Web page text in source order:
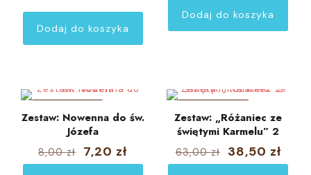
Dodaj do koszyka
Dodaj do koszyka
Zestaw: Nowenna do św.
Józefa
8,00zł Pierwotna
cena
7,20 złAktualna
cena
Zestaw: „Różaniec ze
świętymi Karmelu” 2
63,00zł Pierwotna
cena
38,50 zł
cena